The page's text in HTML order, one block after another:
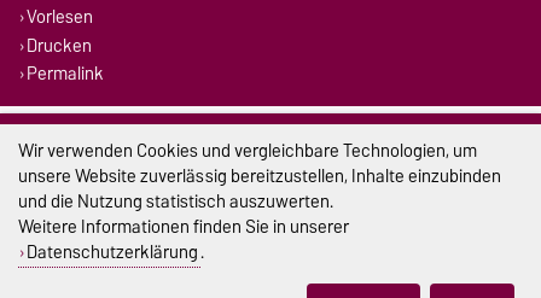
Vorlesen
Drucken
Permalink
Impressum
Datenschutz
Barrierefreiheit
Cookie-Einstellungen
Wir verwenden Cookies und vergleichbare Technologien, um
unsere Website zuverlässig bereitzustellen, Inhalte einzubinden
und die Nutzung statistisch auszuwerten.
Weitere Informationen finden Sie in unserer
Datenschutzerklärung.